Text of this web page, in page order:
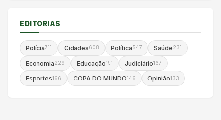
EDITORIAS
Polícia711 Cidades608 Política547 Saúde231
Economia229 Educação191 Judiciário167
Esportes166 COPA DO MUNDO146 Opinião133